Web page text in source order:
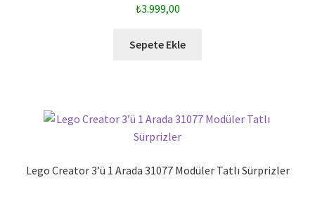
₺3.999,00
Sepete Ekle
Lego Creator 3’ü 1 Arada 31077 Modüler Tatlı Sürprizler